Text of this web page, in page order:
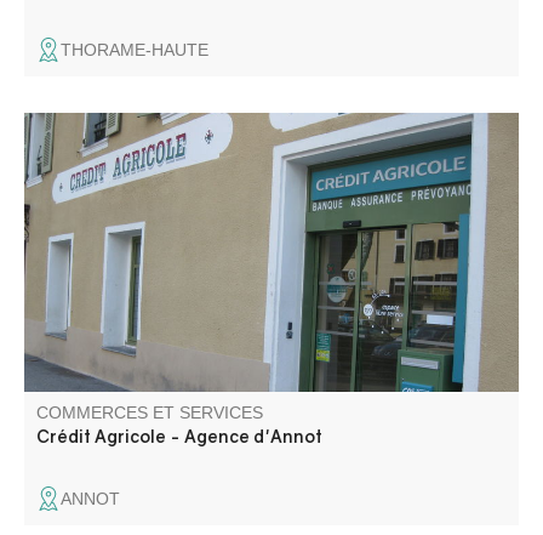
THORAME-HAUTE
Toutes vos opérations financières. Rendez-vous avec un
conseiller. Dépôts et retraits d'argent.
COMMERCES ET SERVICES
Crédit Agricole - Agence d'Annot
ANNOT